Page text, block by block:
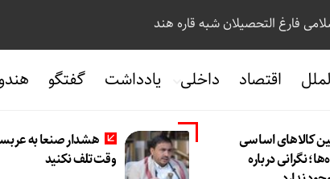
فارغ التحصیلان شبه قاره هند
اقتصاد داخلی یادداشت گفتگو
کالاهای اساسی
نگرانی درباره
هشدار صنعا به
وقت تلف نکنید